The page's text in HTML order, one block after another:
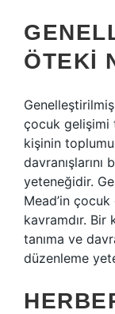
ÖTEKI
çocuk gelişimi
kişinin
yeteneğidir.
Mead’in
kavramdır.
tanıma ve
düzenleme